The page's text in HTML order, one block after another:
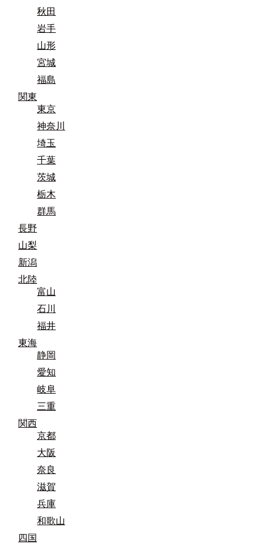
秋田
岩手
山形
宮城
福島
関東
東京
神奈川
埼玉
千葉
茨城
栃木
群馬
長野
山梨
新潟
北陸
富山
石川
福井
東海
静岡
愛知
岐阜
三重
関西
京都
大阪
奈良
滋賀
兵庫
和歌山
四国